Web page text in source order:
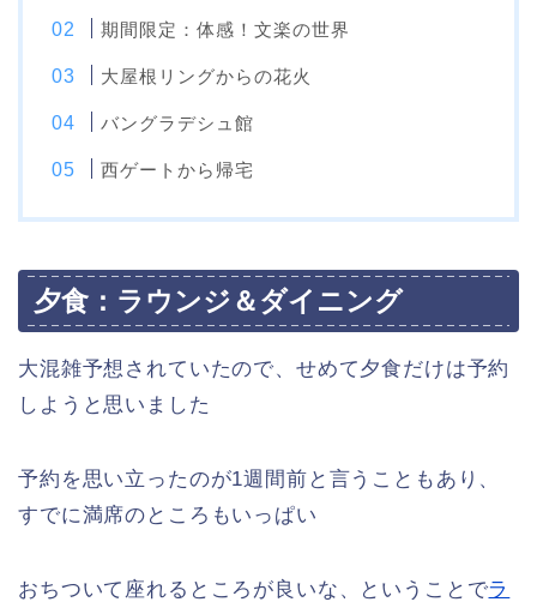
期間限定：体感！文楽の世界
大屋根リングからの花火
バングラデシュ館
西ゲートから帰宅
夕食：ラウンジ＆ダイニング
大混雑予想されていたので、せめて夕食だけは予約
しようと思いました
予約を思い立ったのが1週間前と言うこともあり、
すでに満席のところもいっぱい
おちついて座れるところが良いな、ということでラ